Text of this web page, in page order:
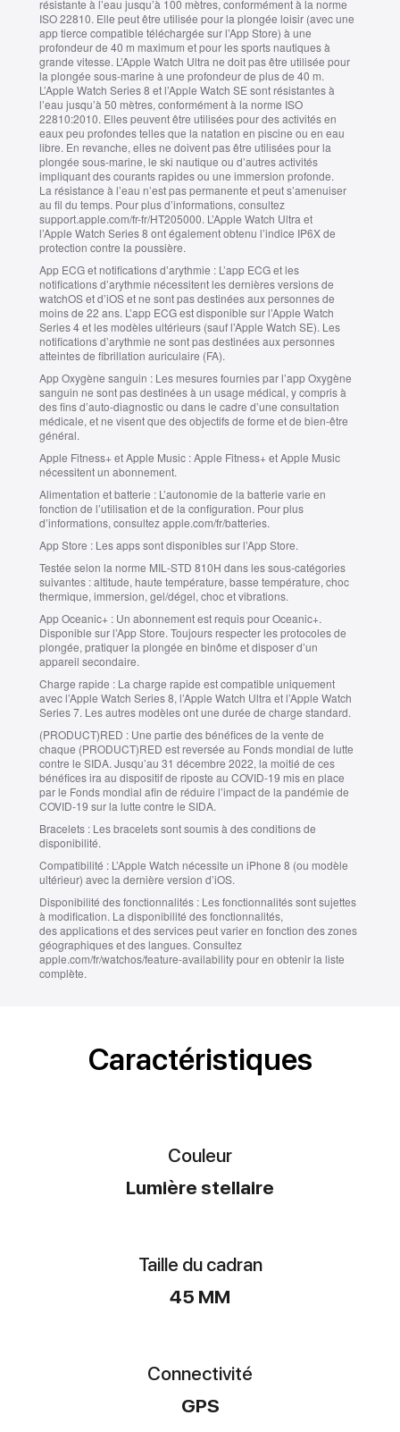
résistante à l’eau jusqu’à 100 mètres, conformément à la norme
ISO 22810. Elle peut être utilisée pour la plongée loisir (avec une
app tierce compatible téléchargée sur l’App Store) à une
profondeur de 40 m maximum et pour les sports nautiques à
grande vitesse. L’Apple Watch Ultra ne doit pas être utilisée pour
la plongée sous-marine à une profondeur de plus de 40 m.
L’Apple Watch Series 8 et l’Apple Watch SE sont résistantes à
l’eau jusqu’à 50 mètres, conformément à la norme ISO
22810:2010. Elles peuvent être utilisées pour des activités en
eaux peu profondes telles que la natation en piscine ou en eau
libre. En revanche, elles ne doivent pas être utilisées pour la
plongée sous‑marine, le ski nautique ou d’autres activités
impliquant des courants rapides ou une immersion profonde.
La résistance à l’eau n’est pas permanente et peut s’amenuiser
au fil du temps. Pour plus d’informations, consultez
support.apple.com/fr-fr/HT205000. L’Apple Watch Ultra et
l’Apple Watch Series 8 ont également obtenu l’indice IP6X de
protection contre la poussière.
App ECG et notifications d’arythmie : L’app ECG et les
notifications d’arythmie nécessitent les dernières versions de
watchOS et d’iOS et ne sont pas destinées aux personnes de
moins de 22 ans. L’app ECG est disponible sur l’Apple Watch
Series 4 et les modèles ultérieurs (sauf l’Apple Watch SE). Les
notifications d’arythmie ne sont pas destinées aux personnes
atteintes de fibrillation auriculaire (FA).
App Oxygène sanguin : Les mesures fournies par l’app Oxygène
sanguin ne sont pas destinées à un usage médical, y compris à
des fins d’auto-diagnostic ou dans le cadre d’une consultation
médicale, et ne visent que des objectifs de forme et de bien‑être
général.
Apple Fitness+ et Apple Music :Apple Fitness+ et Apple Music
nécessitent un abonnement.
Alimentation et batterie : L’autonomie de la batterie varie en
fonction de l’utilisation et de la configuration. Pour plus
d’informations, consultez apple.com/fr/batteries.
App Store : Les apps sont disponibles sur l’App Store.
Testée selon la norme MIL‑STD 810H dans les sous-catégories
suivantes :altitude, haute température, basse température, choc
thermique, immersion, gel/dégel, choc et vibrations.
App Oceanic+ : Un abonnement est requis pour Oceanic+.
Disponible sur l’App Store. Toujours respecter les protocoles de
plongée, pratiquer la plongée en binôme et disposer d’un
appareil secondaire.
Charge rapide : La charge rapide est compatible uniquement
avec l’Apple Watch Series 8, l’Apple Watch Ultra et l’Apple Watch
Series 7. Les autres modèles ont une durée de charge standard.
(PRODUCT)RED : Une partie des bénéfices de la vente de
chaque (PRODUCT)RED est reversée au Fonds mondial de lutte
contre le SIDA. Jusqu’au 31 décembre 2022, la moitié de ces
bénéfices ira au dispositif de riposte au COVID‑19 mis en place
par le Fonds mondial afin de réduire l’impact de la pandémie de
COVID‑19 sur la lutte contre le SIDA.
Bracelets : Les bracelets sont soumis à des conditions de
disponibilité.
Compatibilité : L’Apple Watch nécessite un iPhone 8 (ou modèle
ultérieur) avec la dernière version d’iOS.
Disponibilité des fonctionnalités : Les fonctionnalités sont sujettes
à modification. La disponibilité des fonctionnalités,
des applications et des services peut varier en fonction des zones
géographiques et des langues. Consultez
apple.com/fr/watchos/feature-availability pour en obtenir la liste
complète.
Caractéristiques
Couleur
Lumière stellaire
Taille du cadran
45 MM
Connectivité
GPS